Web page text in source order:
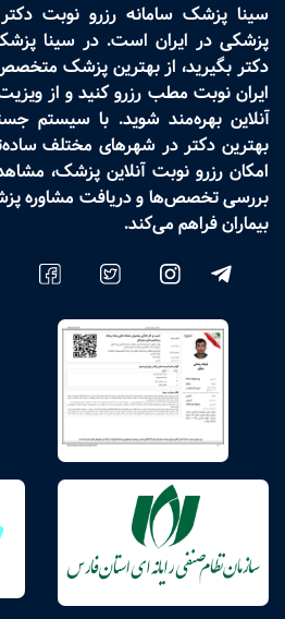
سینا پزشک سامانه رزرو نوبت
پزشکی در ایران است. در سینا
دکتر بگیرید، از بهترین پزشک
ایران نوبت مطب رزرو کنید و از
آنلاین بهره‌مند شوید. با سیستم
بهترین دکتر در شهرهای مختلف
امکان رزرو نوبت آنلاین پزشک،
بررسی تخصص‌ها و دریافت مشاوره
بیماران فراهم می‌کند.